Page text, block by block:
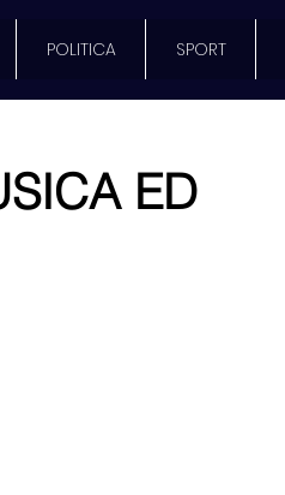
POLITICA SPORT
ED